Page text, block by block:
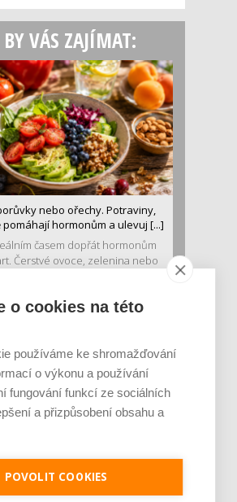
VÁS ZAJÍMAT:
nebo ořechy. Potraviny,
hormonům a ulevuj [...]
časem dopřát hormonům
Čerstvé ovoce, zelenina nebo
sportovce, přiberu po něm a ve
dostatek. Znáte nejčastějš [...]
již nějakou dobu rezonuje
o cookies na této
používáme ke shromažďování
o výkonu a používání
fungování funkcí ze sociálních
a přizpůsobení obsahu a
POVOLIT COOKIES